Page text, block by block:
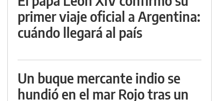
primer viaje oficial a Argentina:
cuándo llegará al país
Un buque mercante indio se
hundió en el mar Rojo tras un